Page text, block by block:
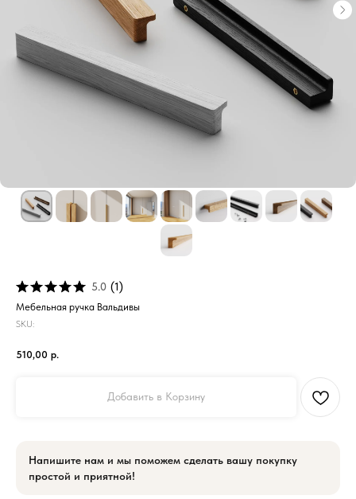
5.0 (1)
Мебельная ручка Вальдивы
SKU:
510,00 р.
Добавить в Корзину
Напишите нам и мы поможем сделать вашу покупку
простой и приятной!